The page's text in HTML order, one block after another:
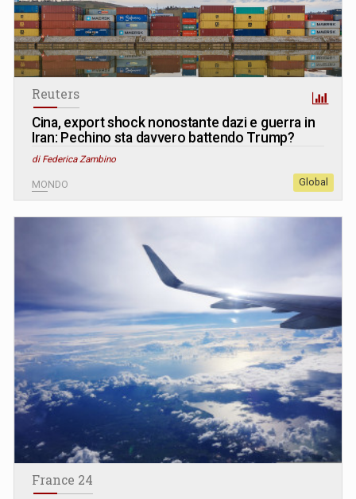
Reuters
Cina, export shock nonostante dazi e guerra in
Iran: Pechino sta davvero battendo Trump?
di Federica Zambino
MONDO Global
France 24